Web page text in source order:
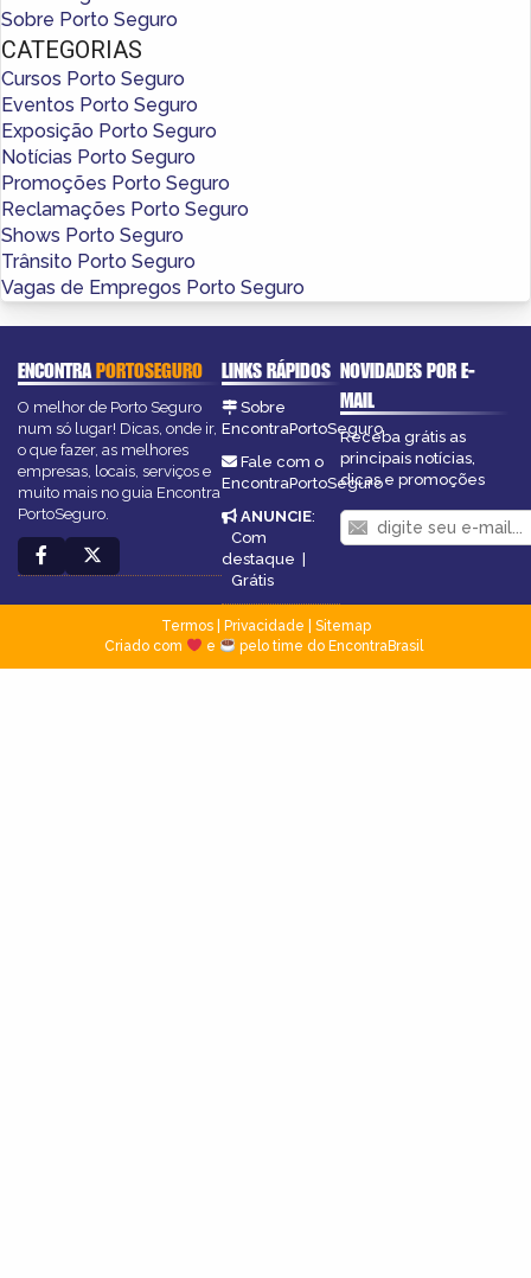
Sobre Porto Seguro
CATEGORIAS
Cursos Porto Seguro
Eventos Porto Seguro
Exposição Porto Seguro
Notícias Porto Seguro
Promoções Porto Seguro
Reclamações Porto Seguro
Shows Porto Seguro
Trânsito Porto Seguro
Vagas de Empregos Porto Seguro
ENCONTRAPORTOSEGURO
O melhor de Porto Seguro
num só lugar! Dicas, onde ir,
o que fazer, as melhores
empresas, locais, serviços e
muito mais no guia Encontra
PortoSeguro.
LINKS RÁPIDOS
Sobre
EncontraPortoSeguro
Fale com o
EncontraPortoSeguro
ANUNCIE:
Com
destaque
Grátis
NOVIDADES POR E-
MAIL
Receba grátis as
principais notícias,
dicas e promoções
Termos| Privacidade
Sitemap
Criado com
e pelo time do EncontraBrasil